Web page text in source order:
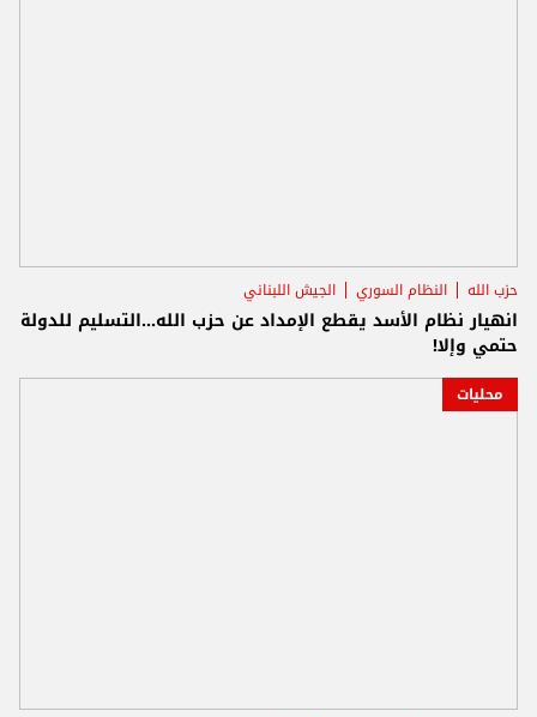
حزب الله النظام السوري الجيش اللبناني
انهيار نظام الأسد يقطع الإمداد عن حزب الله...التسليم للدولة
حتمي وإلا!
محليات